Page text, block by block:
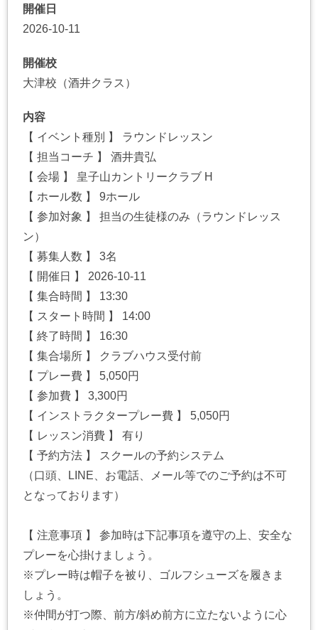
開催日
2026-10-11
開催校
大津校（酒井クラス）
内容
【 イベント種別 】 ラウンドレッスン
【 担当コーチ 】 酒井貴弘
【 会場 】 皇子山カントリークラブ H
【 ホール数 】 9ホール
【 参加対象 】 担当の生徒様のみ（ラウンドレッス
ン）
【 募集人数 】 3名
【 開催日 】 2026-10-11
【 集合時間 】 13:30
【 スタート時間 】 14:00
【 終了時間 】 16:30
【 集合場所 】 クラブハウス受付前
【 プレー費 】 5,050円
【 参加費 】 3,300円
【 インストラクタープレー費 】 5,050円
【 レッスン消費 】 有り
【 予約方法 】 スクールの予約システム
（口頭、LINE、お電話、メール等でのご予約は不可
となっております）
【 注意事項 】 参加時は下記事項を遵守の上、安全な
プレーを心掛けましょう。
※プレー時は帽子を被り、ゴルフシューズを履きま
しょう。
※仲間が打つ際、前方/斜め前方に立たないように心